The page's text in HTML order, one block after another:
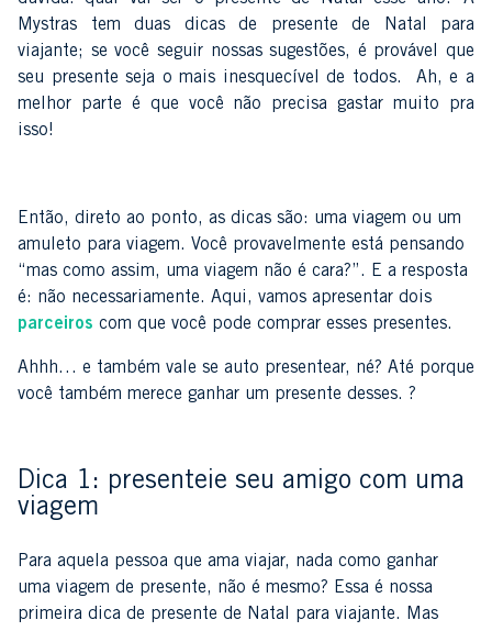
Mystras tem duas dicas de presente de Natal para
viajante; se você seguir nossas sugestões, é provável que
seu presente seja o mais inesquecível de todos. Ah, e a
melhor parte é que você não precisa gastar muito pra
isso!
Então, direto ao ponto, as dicas são: uma viagem ou um
amuleto para viagem. Você provavelmente está pensando
“mas como assim, uma viagem não é cara?”. E a resposta
é: não necessariamente. Aqui, vamos apresentar dois
parceiros com que você pode comprar esses presentes.
Ahhh… e também vale se auto presentear, né? Até porque
você também merece ganhar um presente desses. ?
Dica 1: presenteie seu amigo com uma
viagem
Para aquela pessoa que ama viajar, nada como ganhar
uma viagem de presente, não é mesmo? Essa é nossa
primeira dica de presente de Natal para viajante. Mas